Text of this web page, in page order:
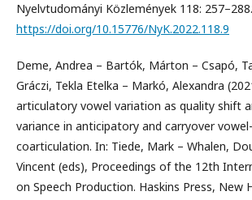
Nyelvtudományi Közlemények 118: 257–288.
https://doi.org/10.15776/NyK.2022.118.9
Deme, Andrea – Bartók, Márton – Csapó,
Gráczi, Tekla Etelka – Markó, Alexandra
articulatory vowel variation as quality shift
variance in anticipatory and carryover
coarticulation. In: Tiede, Mark – Whalen,
Vincent (eds), Proceedings of the 12th
on Speech Production. Haskins Press, New